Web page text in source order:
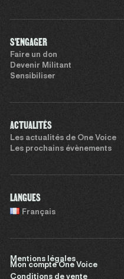
S'ENGAGER
Faire un don
Devenir Militant
Sensibiliser
ACTUALITÉS
Les actualités de One Voice
Les prochains évènements
LANGUES
Français
Mentions légales
Mon compte One Voice
Conditions de vente